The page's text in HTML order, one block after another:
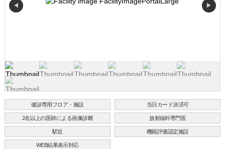
◀ ▶
健診専用フロア・施設 当日カード決済可
2名以上の医師による画像診断 放射線科専門医
駅近 機能評価認定施設
WEB結果表示対応